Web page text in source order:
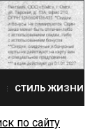
СТИЛЬ ЖИЗНИ
по сайту